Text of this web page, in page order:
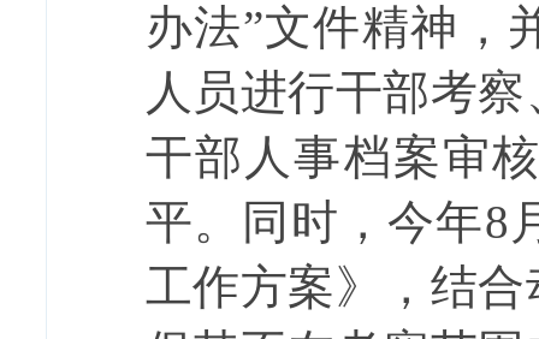
办法”文件精神，
人员进行干部考
干部人事档案审
平。同时， 今年8
工作方案》，结